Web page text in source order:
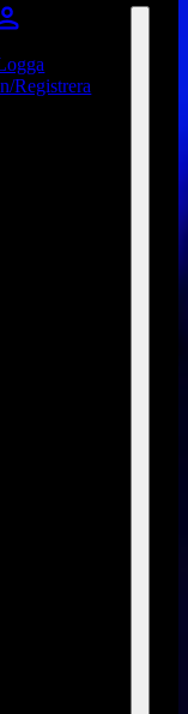
Registrera